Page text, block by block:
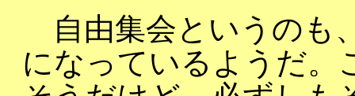
自由集会というのも
になっているようだ。